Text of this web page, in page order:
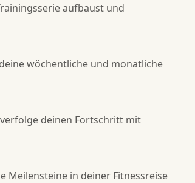
aufbaust und
wöchentliche und monatliche
deinen Fortschritt mit
Meilensteine in deiner Fitnessreise